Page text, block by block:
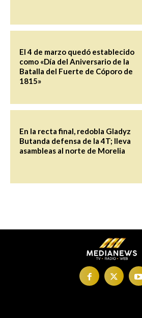
El 4 de marzo quedó establecido
como «Día del Aniversario de la
Batalla del Fuerte de Cóporo de
1815»
En la recta final, redobla Gladyz
Butanda defensa de la 4T; lleva
asambleas al norte de Morelia